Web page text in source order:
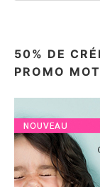
50% DE
PROMO